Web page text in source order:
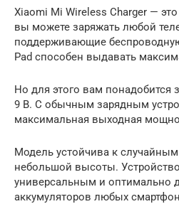
Xiaomi Mi Wireless Charger —
вы можете заряжать любой
поддерживающие
Pad способен выдавать
Но для этого вам понадобится
9 В. С обычным зарядным
максимальная выходная
Модель устойчива к
небольшой высоты.
универсальным и оптимально
аккумуляторов любых